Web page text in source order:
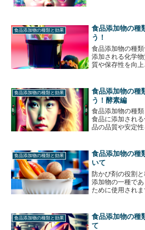
化学合成の3種類
食品添加物の種類と効果
食品添加物の種
う！
食品添加物の種
添加される化学
質や保存性を向上
は、食品中の脂
鮮度を保つため
食品添加物の種類と効果
食品添加物の種
う！酵素編
食品添加物の種類
食品に添加され
品の品質や安定
めに使用されま
タンパク質の一
食品添加物の種類と効果
食品添加物の種
いて
防かび剤の役割
添加物の一種で
ために使用されま
ビや酵母などの
があります。防
食品添加物の種類と効果
食品添加物の種
て